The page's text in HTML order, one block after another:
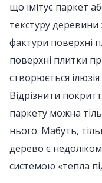
що імітує паркет
текстуру деревини
фактури поверхні
поверхні плитки
створюється
Відрізнити
паркету можна
нього. Мабуть,
дерево є
системою «тепла